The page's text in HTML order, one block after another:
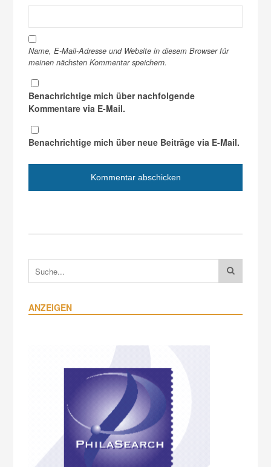
Name, E-Mail-Adresse und Website in diesem Browser für
meinen nächsten Kommentar speichern.
Benachrichtige mich über nachfolgende
Kommentare via E-Mail.
Benachrichtige mich über neue Beiträge via E-Mail.
ANZEIGEN